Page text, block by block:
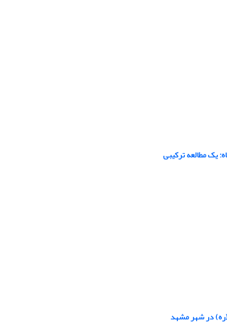
یک مطالعه ترکیبی
در شهر مشهد